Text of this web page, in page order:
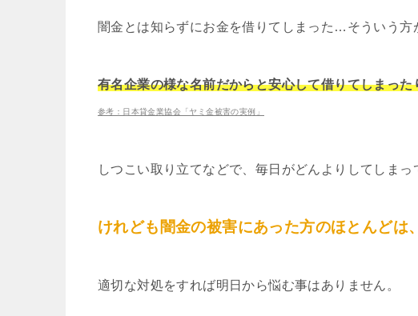
闇金とは知らずにお金を借りてしまった…そういう方
有名企業の様な名前だからと安心して借りてしまっ
参考：日本貸金業協会「ヤミ金被害の実例」
しつこい取り立てなどで、毎日がどんよりしてしまっ
けれども闇金の被害にあった方のほとんどは
適切な対処をすれば明日から悩む事はありません。